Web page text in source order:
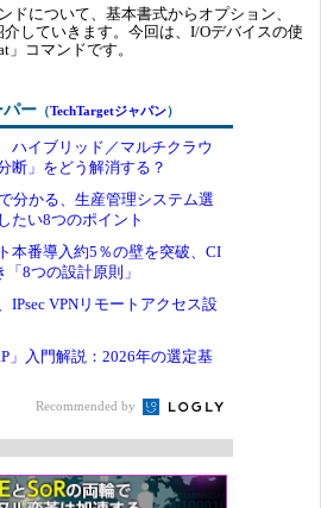
ドについて、基本書式からオプション、
していきます。今回は、I/Oデバイスの使
コマンドです。
パー （TechTargetジャパン）
ハイブリッド／マルチクラウ
断」をどう解消する？
分かる、生産管理システム選
たい8つのポイント
本番導入約5％の壁を突破、CI
8つの設計原則」
IPsec VPNリモートアクセス設
」入門解説：2026年の選定基
Recommended by